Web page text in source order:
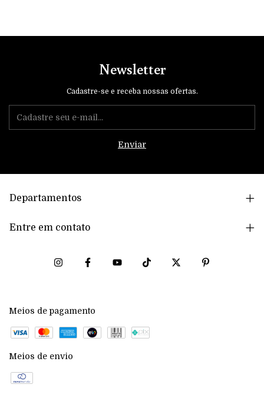
Newsletter
Cadastre-se e receba nossas ofertas.
Departamentos
Entre em contato
Meios de pagamento
Meios de envio